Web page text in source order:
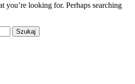
you’re looking for. Perhaps searching